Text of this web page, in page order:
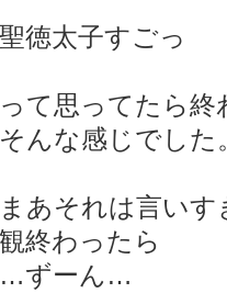
聖徳太子すごっ
って思ってたら
そんな感じでした
まあそれは言い
観終わったら
…ずーん…